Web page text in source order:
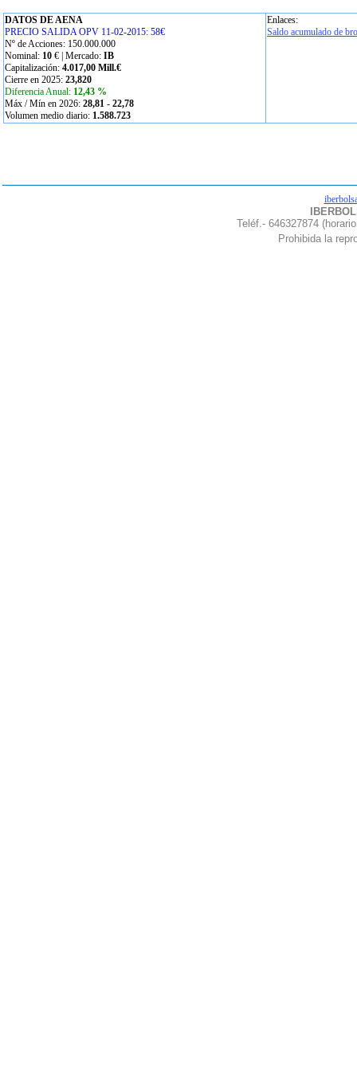
DATOS DE AENA
PRECIO SALIDA OPV 11-02-2015: 58€
Nº de Acciones: 150.000.000
Nominal: 10 € | Mercado: IB
Capitalización: 4.017,00 Mill.€
Cierre en 2025: 23,820
Diferencia Anual: 12,43 %
Máx / Mín en 2026: 28,81 - 22,78
Volumen medio diario: 1.588.723
Enlaces:
Saldo acumulado de
Teléf.- 646327874
Prohibida la